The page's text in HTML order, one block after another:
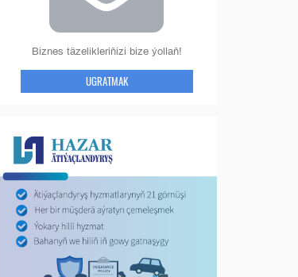
Biznes täzelikleriňizi bize ýollaň!
UGRATMAK